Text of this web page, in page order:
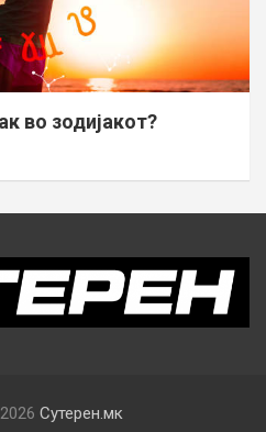
во зодијакот?
Сутерен.мк